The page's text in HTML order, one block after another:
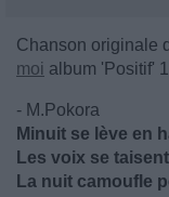
Chanson originale
moi album 'Positif'
- M.Pokora
Minuit se lève en
Les voix se
La nuit camoufle